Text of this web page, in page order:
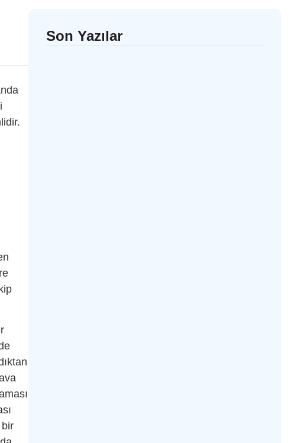
bir
Son Yazılar